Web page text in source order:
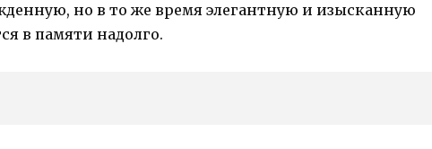
но в то же время элегантную и изысканную
в памяти надолго.